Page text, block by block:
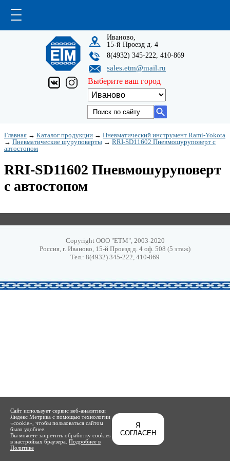
Иваново,
15-й Проезд д. 4
8(4932) 345-222, 410-869
sales.etm@mail.ru
Выберите ваш город
Главная → Каталог продукции → Пневматический инструмент Rami-Yokota
→ Пневматические шуруповерты → RRI-SD11602 Пневмошуруповерт с
автостопом
RRI-SD11602 Пневмошуруповерт
с автостопом
Copyright ООО "ЕТМ", 2003-2020
Россия, г. Иваново, 15-й Проезд д. 4 оф. 508 (5 этаж)
Тел.: 8(4932) 345-222, 410-869
Сайт использует сервис веб-аналитики
Яндекс Метрика с помощью технологии
«cookie», чтобы пользоваться сайтом
было удобнее.
Вы можете запретить обработку cookies
в настройках браузера. Подробнее в
Политике
Я
СОГЛАСЕН